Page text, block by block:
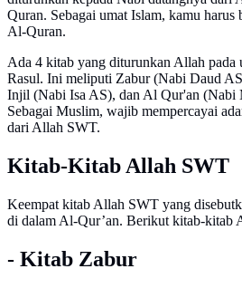
Quran. Sebagai umat Islam, kamu harus
Al-Quran.
Ada 4 kitab yang diturunkan Allah pada
Rasul. Ini meliputi Zabur (Nabi Daud
Injil (Nabi Isa AS), dan Al Qur'an (Nabi
Sebagai Muslim, wajib mempercayai
dari Allah SWT.
Kitab-Kitab Allah SWT
Keempat kitab Allah SWT yang
di dalam Al-Qur’an. Berikut kitab-kitab
- Kitab Zabur